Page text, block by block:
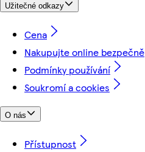
Užitečné odkazy
Cena
Nakupujte online bezpečně
Podmínky používání
Soukromí a cookies
O nás
Přístupnost